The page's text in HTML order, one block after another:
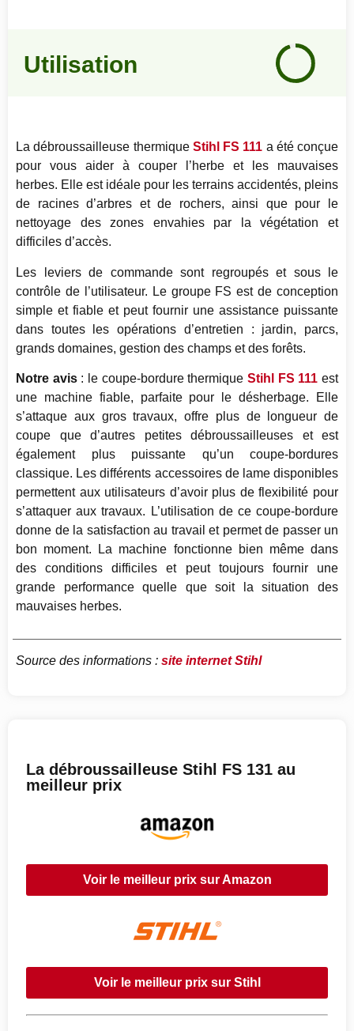
Utilisation
avis
95%
La débroussailleuse thermique Stihl FS 111 a été conçue
pour vous aider à couper l’herbe et les mauvaises
herbes. Elle est idéale pour les terrains accidentés, pleins
de racines d’arbres et de rochers, ainsi que pour le
nettoyage des zones envahies par la végétation et
difficiles d’accès.
Les leviers de commande sont regroupés et sous le
contrôle de l’utilisateur. Le groupe FS est de conception
simple et fiable et peut fournir une assistance puissante
dans toutes les opérations d’entretien : jardin, parcs,
grands domaines, gestion des champs et des forêts.
Notre avis: le coupe-bordure thermiqueStihl FS 111 est
une machine fiable, parfaite pour le désherbage. Elle
s’attaque aux gros travaux, offre plus de longueur de
coupe que d’autres petites débroussailleuses et est
également plus puissante qu’un coupe-bordures
classique. Les différents accessoires de lame disponibles
permettent aux utilisateurs d’avoir plus de flexibilité pour
s’attaquer aux travaux. L’utilisation de ce coupe-bordure
donne de la satisfaction au travail et permet de passer un
bon moment. La machine fonctionne bien même dans
des conditions difficiles et peut toujours fournir une
grande performance quelle que soit la situation des
mauvaises herbes.
Source des informations : site internet Stihl
La débroussailleuse Stihl FS 131 au
meilleur prix
Voir le meilleur prix sur Amazon
Voir le meilleur prix sur Stihl